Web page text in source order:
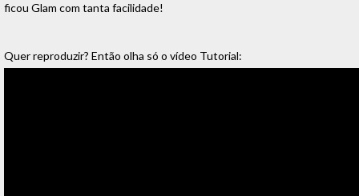
ficou Glam com tanta facilidade!
Quer reproduzir? Então olha só o vídeo Tutorial: